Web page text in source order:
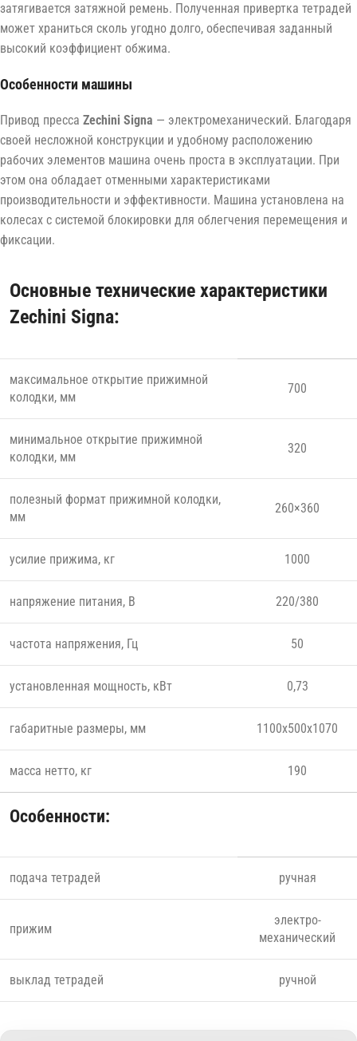
затягивается затяжной ремень. Полученная привертка тетрадей
может храниться сколь угодно долго, обеспечивая заданный
высокий коэффициент обжима.
Особенности машины
Привод пресса Zechini Signa — электромеханический. Благодаря
своей несложной конструкции и удобному расположению
рабочих элементов машина очень проста в эксплуатации. При
этом она обладает отменными характеристиками
производительности и эффективности. Машина установлена на
колесах с системой блокировки для облегчения перемещения и
фиксации.
Основные технические характеристики
Zechini Signa:
максимальное открытие прижимной
колодки, мм
700
минимальное открытие прижимной
колодки, мм
320
полезный формат прижимной колодки,
мм
260×360
усилие прижима, кг 1000
напряжение питания, В 220/380
частота напряжения, Гц 50
установленная мощность, кВт 0,73
габаритные размеры, мм 1100x500x1070
масса нетто, кг 190
Особенности:
подача тетрадей ручная
прижим
электро-
механический
выклад тетрадей ручной